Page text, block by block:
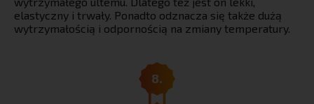
elastyczny i trwały. Ponadto odznacza się także dużą
wytrzymałością i odpornością na zmiany temperatury.
8.